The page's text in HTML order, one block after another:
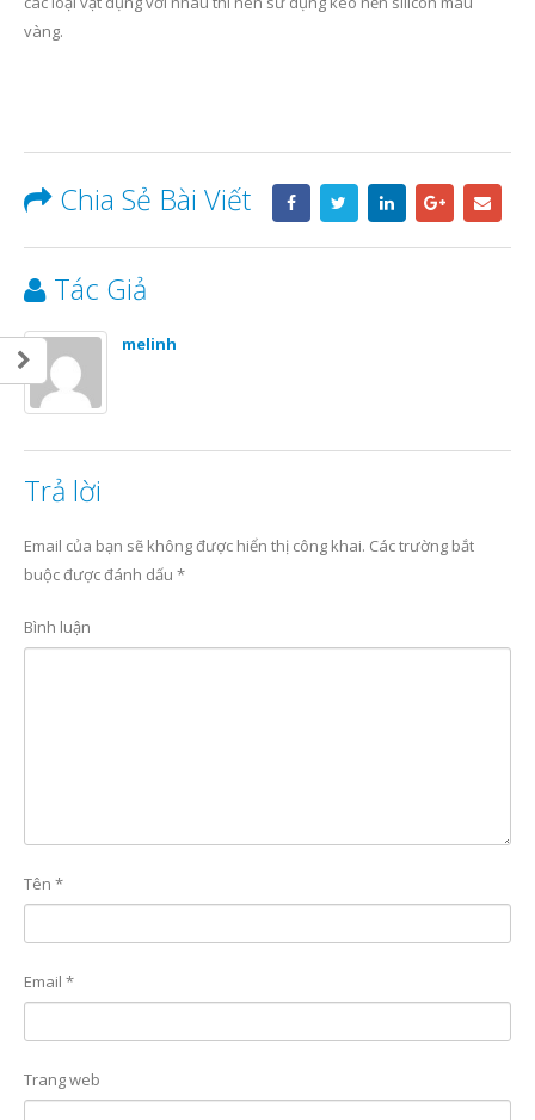
vàng.
Chia Sẻ Bài Viết
Tác Giả
melinh
Trả lời
Email của bạn sẽ không được hiển thị công khai. Các trường bắt
buộc được đánh dấu *
Bình luận
Tên *
Email *
Trang web